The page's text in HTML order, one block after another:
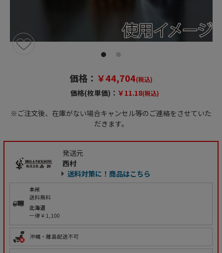
価格： ￥44,704(税込)
価格(枚単価)： ￥11.18(税込)
※ご注文後、在庫がない場合キャンセル等のご連絡をさせていた
だきます。
発送元
西村
送料対策に！商品はこちら
本州
送料無料
北海道
一律￥1,100
沖縄・離島配送不可